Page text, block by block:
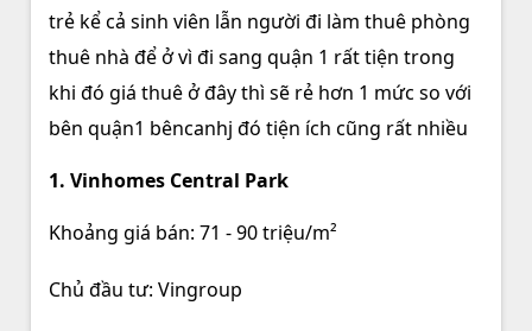
trẻ kể cả sinh viên lẫn người đi làm thuê phòng
thuê nhà để ở vì đi sang quận 1 rất tiện trong
khi đó giá thuê ở đây thì sẽ rẻ hơn 1 mức so với
bên quận1 bêncanhj đó tiện ích cũng rất nhiều
1. Vinhomes Central Park
Khoảng giá bán: 71 - 90 triệu/m²
Chủ đầu tư: Vingroup